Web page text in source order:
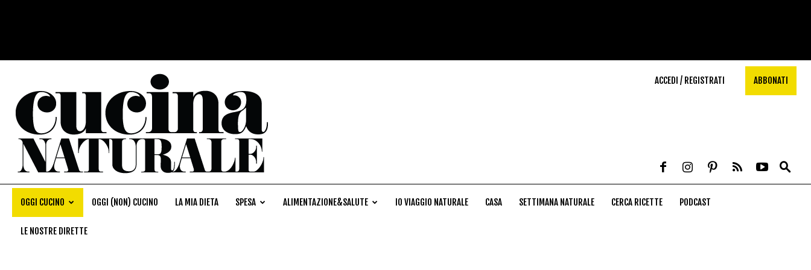
ACCEDI / REGISTRATI ABBONATI
OGGI CUCINO OGGI (NON) CUCINO LA MIA DIETA SPESA ALIMENTAZIONE&SALUTE IO VIAGGIO NATURALE CASA SETTIMANA NATURALE CERCA RICETTE PODCAST
LE NOSTRE DIRETTE